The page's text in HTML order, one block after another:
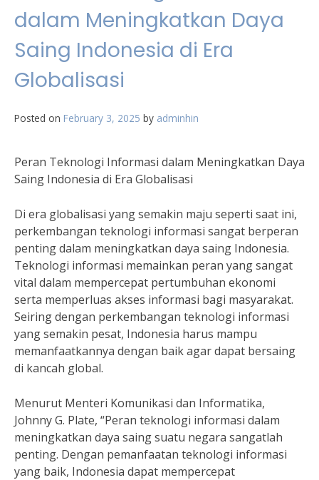
dalam Meningkatkan Daya
Saing Indonesia di Era
Globalisasi
Posted on February 3, 2025 by adminhin
Peran Teknologi Informasi dalam Meningkatkan Daya
Saing Indonesia di Era Globalisasi
Di era globalisasi yang semakin maju seperti saat ini,
perkembangan teknologi informasi sangat berperan
penting dalam meningkatkan daya saing Indonesia.
Teknologi informasi memainkan peran yang sangat
vital dalam mempercepat pertumbuhan ekonomi
serta memperluas akses informasi bagi masyarakat.
Seiring dengan perkembangan teknologi informasi
yang semakin pesat, Indonesia harus mampu
memanfaatkannya dengan baik agar dapat bersaing
di kancah global.
Menurut Menteri Komunikasi dan Informatika,
Johnny G. Plate, “Peran teknologi informasi dalam
meningkatkan daya saing suatu negara sangatlah
penting. Dengan pemanfaatan teknologi informasi
yang baik, Indonesia dapat mempercepat